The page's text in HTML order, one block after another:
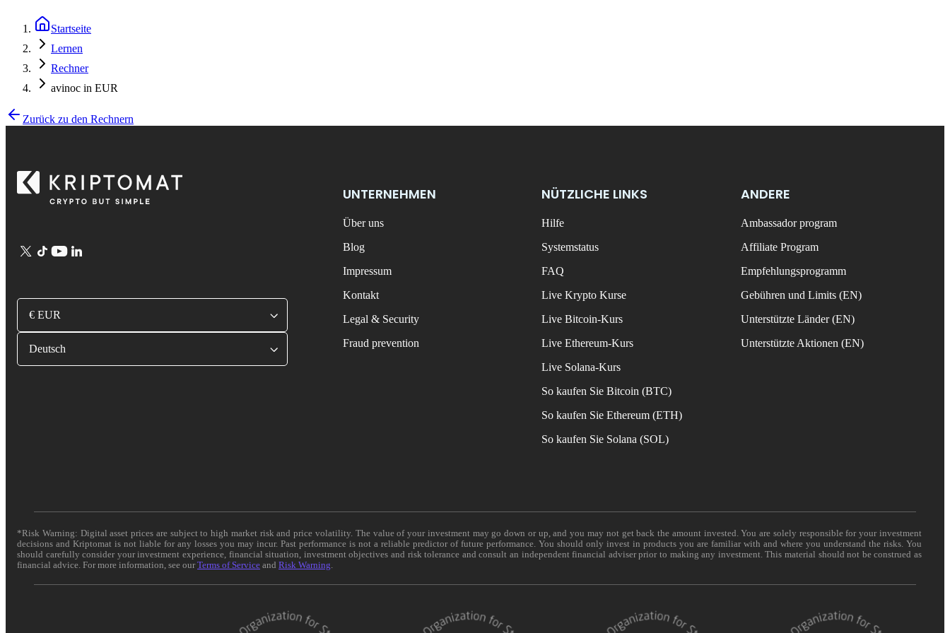
Startseite
Lernen
Rechner
avinoc in EUR
Zurück zu den Rechnern
€ EUR
Deutsch
UNTERNEHMEN
Über uns
Blog
Impressum
Kontakt
Legal & Security
Fraud prevention
NÜTZLICHE LINKS
Hilfe
Systemstatus
FAQ
Live Krypto Kurse
Live Bitcoin-Kurs
Live Ethereum-Kurs
Live Solana-Kurs
So kaufen Sie Bitcoin (BTC)
So kaufen Sie Ethereum (ETH)
So kaufen Sie Solana (SOL)
ANDERE
Ambassador program
Affiliate Program
Empfehlungsprogramm
Gebühren und Limits (EN)
Unterstützte Länder (EN)
Unterstützte Aktionen (EN)
*Risk Warning: Digital asset prices are subject to high market risk and price volatility. The value of your investment may go down or up, and you may not get back the amount invested. You are solely responsible for your investment
decisions and Kriptomat is not liable for any losses you may incur. Past performance is not a reliable predictor of future performance. You should only invest in products you are familiar with and where you understand the risks. You
should carefully consider your investment experience, financial situation, investment objectives and risk tolerance and consult an independent financial adviser prior to making any investment. This material should not be construed as
financial advice. For more information, see ourTerms of Service and Risk Warning